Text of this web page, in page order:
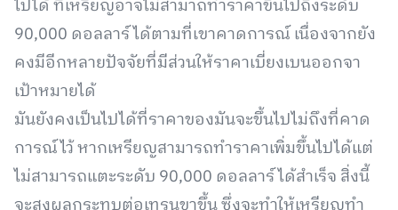
ไปได้ ที่เหรียญอาจไม่สามาถทำราคาขึ้นไปถึงระดับ
90,000 ดอลลาร์ ได้ตามที่เขาคาดการณ์ เนื่องจากยัง
คงมีอีกหลายปัจจัยที่มีส่วนให้ราคาเบี่ยงเบนออกจา
เป้าหมายได้
มันยังคงเป็นไปได้ที่ราคาของมันจะขึ้นไปไม่ถึงที่คาด
การณ์ไว้ หากเหรียญสามารถทำราคาเพิ่มขึ้นไปได้แต่
ไม่สามารถแตะระดับ 90,000 ดอลลาร์ ได้สำเร็จ สิ่งนี้